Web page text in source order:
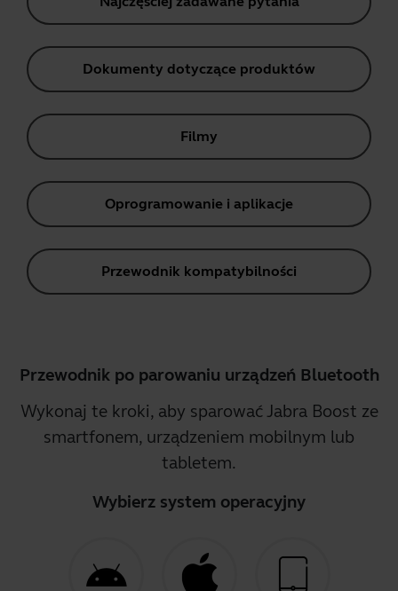
Dokumenty dotyczące produktów
Filmy
Oprogramowanie i aplikacje
Przewodnik kompatybilności
Przewodnik po parowaniu urządzeń Bluetooth
Wykonaj te kroki, aby sparować Jabra Boost ze
smartfonem, urządzeniem mobilnym lub
tabletem.
Wybierz system operacyjny